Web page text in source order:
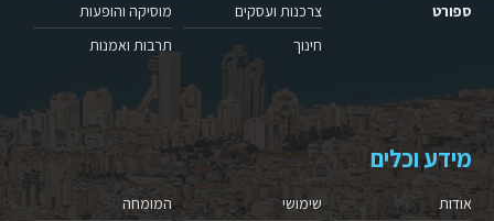
ספורט
צרכנות ועסקים
חינוך
מוסיקה והופעות
תרבות ואמנות
מידע וכלים
אודות
שימושי
המומחה